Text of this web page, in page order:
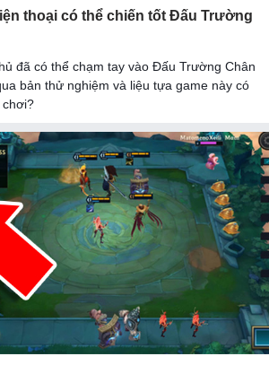
thoại có thể chiến tốt Đấu Trường
đã có thể chạm tay vào Đấu Trường Chân
bản thử nghiệm và liệu tựa game này có
chơi?